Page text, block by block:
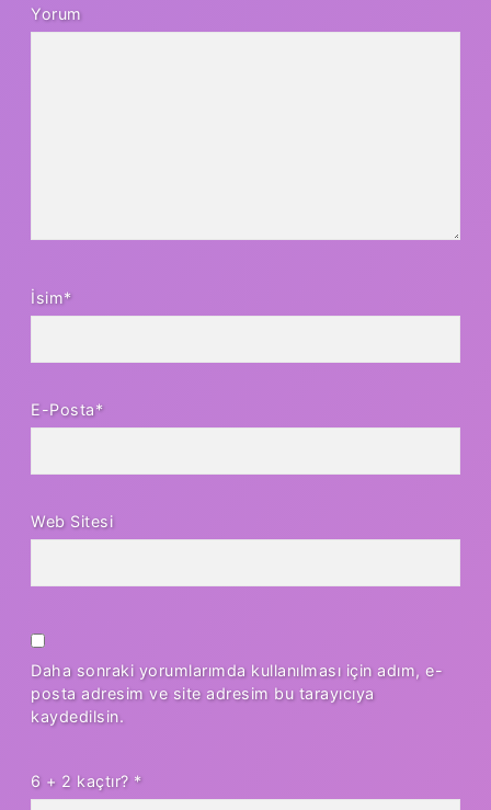
Yorum
İsim*
E-Posta*
Web Sitesi
Daha sonraki yorumlarımda kullanılması için adım, e-
posta adresim ve site adresim bu tarayıcıya
kaydedilsin.
6 + 2 kaçtır? *